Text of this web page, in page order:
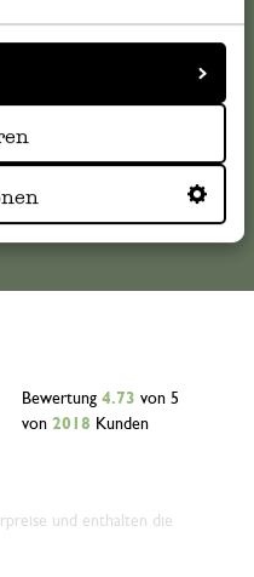
Bewertung 4.73 von 5
von 2018 Kunden
und enthalten die